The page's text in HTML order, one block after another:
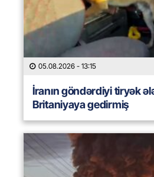
05.08.2026 - 13:15
İranın göndərdiyi tiryək
Britaniyaya gedirmiş